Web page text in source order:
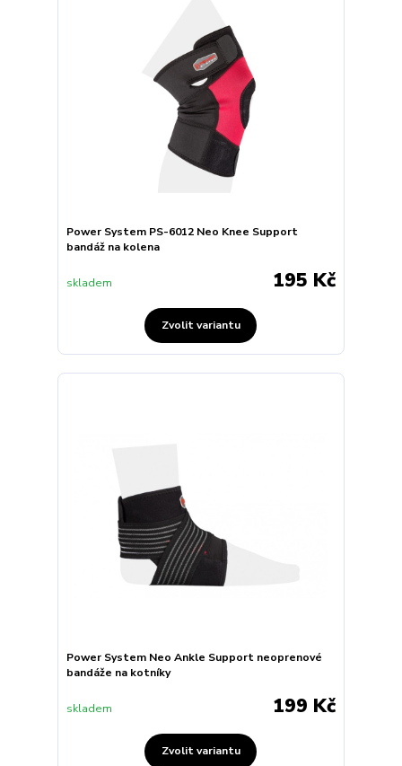
Power System PS-6012 Neo Knee Support
bandáž na kolena
195 Kč
skladem
Zvolit variantu
Power System Neo Ankle Support neoprenové
bandáže na kotníky
199 Kč
skladem
Zvolit variantu